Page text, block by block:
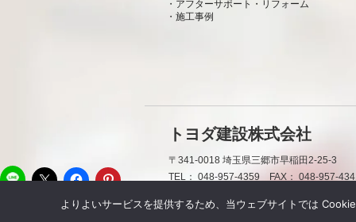
LINE
アフターサポート・リフォーム
施工事例
トヨダ建設株式会社
〒341-0018 埼玉県三郷市早稲田2-25-3
TEL： 048-957-4359 FAX： 048-957-
よりよいサービスを提供するため、当ウェブサイトでは